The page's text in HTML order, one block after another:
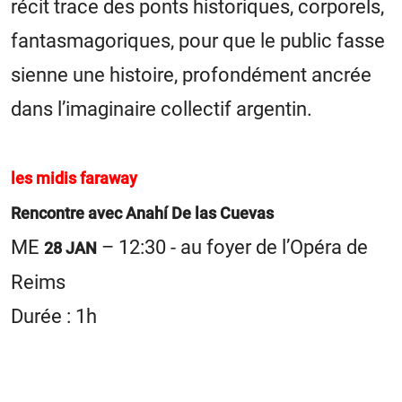
récit trace des ponts historiques, corporels,
fantasmagoriques, pour que le public fasse
sienne une histoire, profondément ancrée
dans l’imaginaire collectif argentin.
les midis faraway
Rencontre avec Anahí De las Cuevas
ME 28 JAN – 12:30 - au foyer de l’Opéra de
Reims
Durée : 1h